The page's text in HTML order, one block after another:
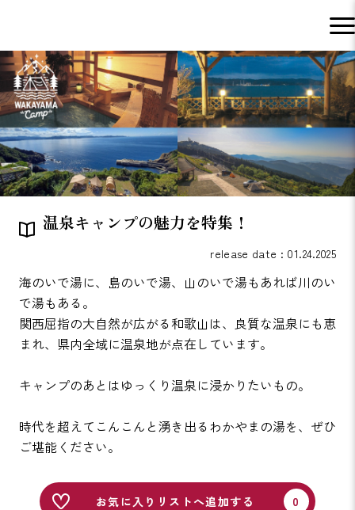
温泉キャンプの魅力を特集！
release date : 01.24.2025
海のいで湯に、島のいで湯、山のいで湯もあれば川のい
で湯もある。
関西屈指の大自然が広がる和歌山は、良質な温泉にも恵
まれ、県内全域に温泉地が点在しています。
キャンプのあとはゆっくり温泉に浸かりたいもの。
時代を超えてこんこんと湧き出るわかやまの湯を、ぜひ
ご堪能ください。
お気に入りリストへ追加する